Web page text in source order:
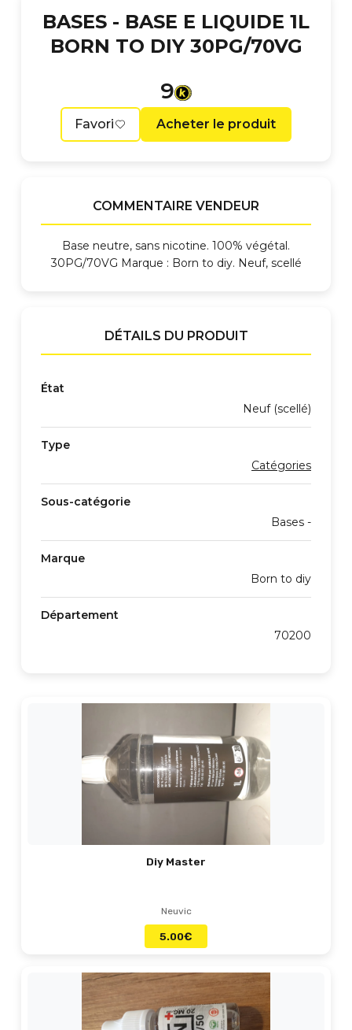
BASES - BASE E LIQUIDE 1L
BORN TO DIY 30PG/70VG
9
Favori Acheter le produit
COMMENTAIRE VENDEUR
Base neutre, sans nicotine. 100% végétal.
30PG/70VG Marque : Born to diy. Neuf, scellé
DÉTAILS DU PRODUIT
État
Neuf (scellé)
Type
Catégories
Sous-catégorie
Bases -
Marque
Born to diy
Département
70200
Diy Master
Neuvic
5.00€